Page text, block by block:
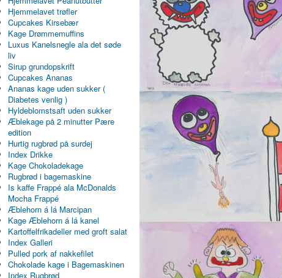
Hjemmelavet trøfler
Cupcakes Kirsebær
Kage Drømmemuffins
Luxus Kanelsnegle ala det søde
liv
Sirup grundopskrift
Cupcakes Ananas
Ananas kage uden sukker (
Diabetes venlig )
Hyldeblomstsaft uden sukker
Æblekage på 2 minutter Pære
edition
Hurtig rugbrød på surdej
Index Drikke
Kage Chokoladekage
Rugbrød i bagemaskine
Is kaffe Frappé ala McDonalds
Mocha Frappé
Æblehorn á lá Marcipan
Kage Æblehorn á lá kanel
Kartoffelfrikadeller med groft salat
Index Galleri
Pulled pork af nakkefilet
Chokolade kage i Bagemaskinen
Index Rugbrød